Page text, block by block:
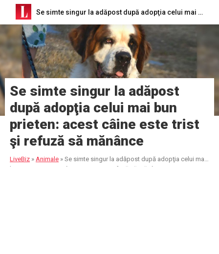
Se simte singur la adăpost după adopţia celui mai bun prieten: acest câine este trist şi refuză să mănânce
Se simte singur la adăpost
după adopţia celui mai bun
prieten: acest câine este trist
şi refuză să mănânce
LiveBiz » Animale » Se simte singur la adăpost după adopţia celui mai
bun prieten: acest câine este trist şi refuză să mănânce